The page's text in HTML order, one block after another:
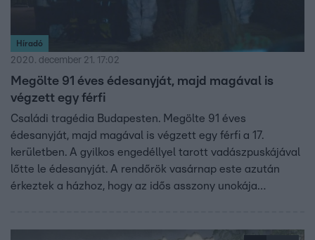
Híradó
2020. december 21. 17:02
Megölte 91 éves édesanyját, majd magával is
végzett egy férfi
Családi tragédia Budapesten. Megölte 91 éves
édesanyját, majd magával is végzett egy férfi a 17.
kerületben. A gyilkos engedéllyel tarott vadászpuskájával
lőtte le édesanyját. A rendőrök vasárnap este azután
érkeztek a házhoz, hogy az idős asszony unokája